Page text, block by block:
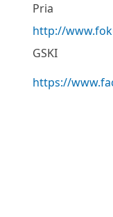
Pria
http://
GSKI
https://